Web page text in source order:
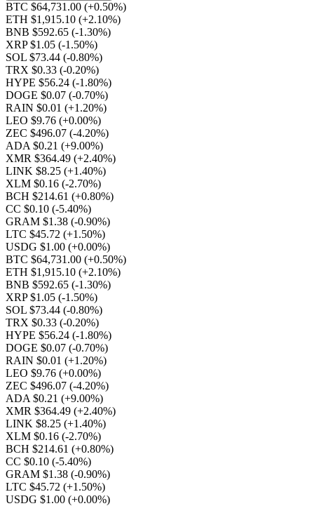
BTC $64,731.00 (+0.50%)
ETH $1,915.10 (+2.10%)
BNB $592.65 (-1.30%)
XRP $1.05 (-1.50%)
SOL $73.44 (-0.80%)
TRX $0.33 (-0.20%)
HYPE $56.24 (-1.80%)
DOGE $0.07 (-0.70%)
RAIN $0.01 (+1.20%)
LEO $9.76 (+0.00%)
ZEC $496.07 (-4.20%)
ADA $0.21 (+9.00%)
XMR $364.49 (+2.40%)
LINK $8.25 (+1.40%)
XLM $0.16 (-2.70%)
BCH $214.61 (+0.80%)
CC $0.10 (-5.40%)
GRAM $1.38 (-0.90%)
LTC $45.72 (+1.50%)
USDG $1.00 (+0.00%)
BTC $64,731.00 (+0.50%)
ETH $1,915.10 (+2.10%)
BNB $592.65 (-1.30%)
XRP $1.05 (-1.50%)
SOL $73.44 (-0.80%)
TRX $0.33 (-0.20%)
HYPE $56.24 (-1.80%)
DOGE $0.07 (-0.70%)
RAIN $0.01 (+1.20%)
LEO $9.76 (+0.00%)
ZEC $496.07 (-4.20%)
ADA $0.21 (+9.00%)
XMR $364.49 (+2.40%)
LINK $8.25 (+1.40%)
XLM $0.16 (-2.70%)
BCH $214.61 (+0.80%)
CC $0.10 (-5.40%)
GRAM $1.38 (-0.90%)
LTC $45.72 (+1.50%)
USDG $1.00 (+0.00%)